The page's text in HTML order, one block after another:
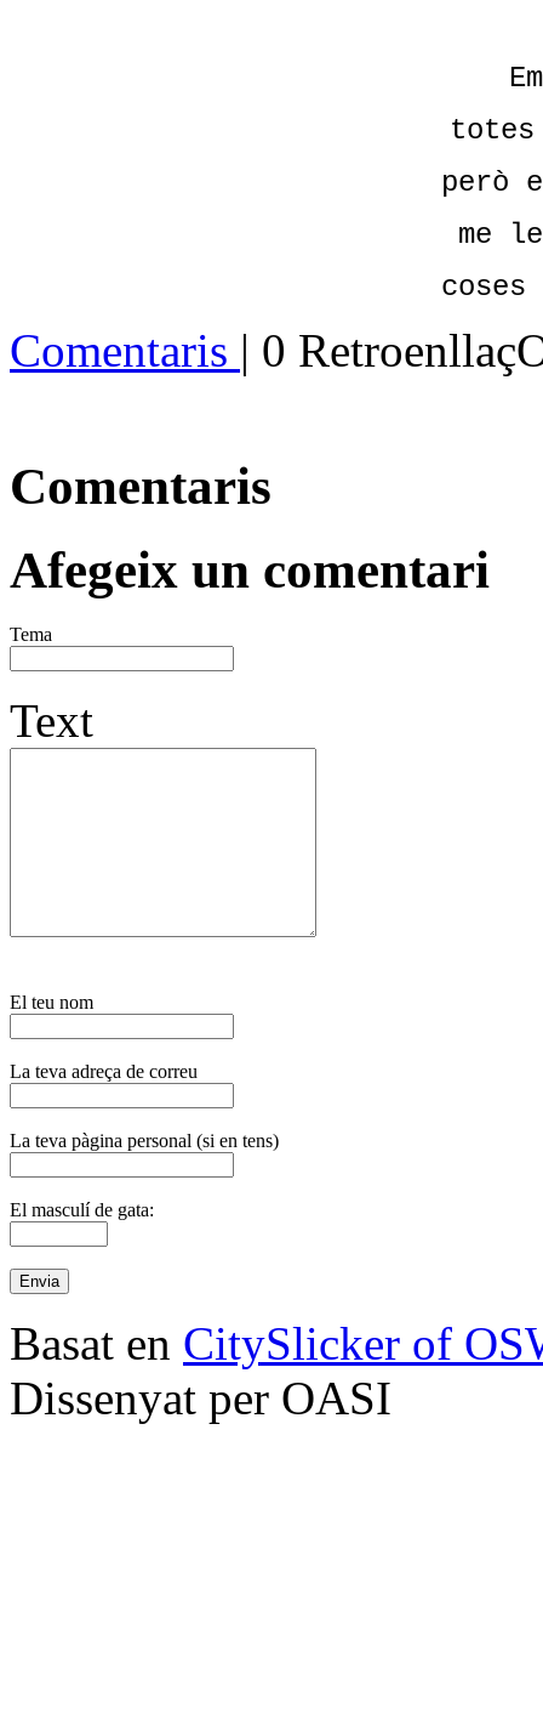
totes
però
me
coses
Comentaris | 0
Comentaris
Afegeix un comentari
Tema
Text
El teu nom
La teva adreça de correu
La teva pàgina personal (si en tens)
El masculí de gata:
Basat en CitySlicker of
Dissenyat per OASI